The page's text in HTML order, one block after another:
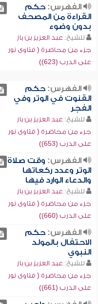
الفهرس:حكم
القراءة من المصحف
بدون وضوء
للشيخ: عبد العزيز بن باز
جزء من محاضرة ( فتاوى نور
على الدرب (623))
الفهرس:حكم
القنوت في الوتر وفي
الفجر
للشيخ: عبد العزيز بن باز
جزء من محاضرة ( فتاوى نور
على الدرب (653))
الفهرس: وقت صلاة
الوتر وعدد ركعاتها
والدعاء الوارد فيها
للشيخ: عبد العزيز بن باز
جزء من محاضرة ( فتاوى نور
على الدرب (660))
الفهرس:حكم
الاحتفال بالمولد
النبوي
للشيخ: عبد العزيز بن باز
جزء من محاضرة ( فتاوى نور
على الدرب (661))